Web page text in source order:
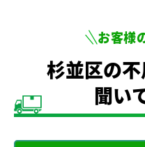
お客様
杉並区の
聞い